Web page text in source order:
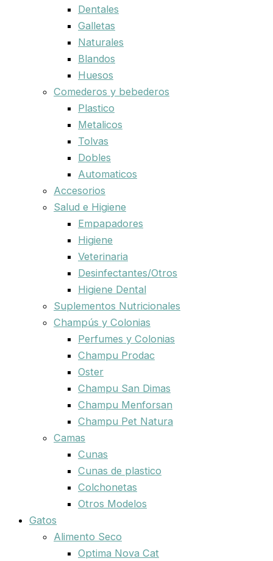
Dentales
Galletas
Naturales
Blandos
Huesos
Comederos y bebederos
Plastico
Metalicos
Tolvas
Dobles
Automaticos
Accesorios
Salud e Higiene
Empapadores
Higiene
Veterinaria
Desinfectantes/Otros
Higiene Dental
Suplementos Nutricionales
Champús y Colonias
Perfumes y Colonias
Champu Prodac
Oster
Champu San Dimas
Champu Menforsan
Champu Pet Natura
Camas
Cunas
Cunas de plastico
Colchonetas
Otros Modelos
Gatos
Alimento Seco
Optima Nova Cat